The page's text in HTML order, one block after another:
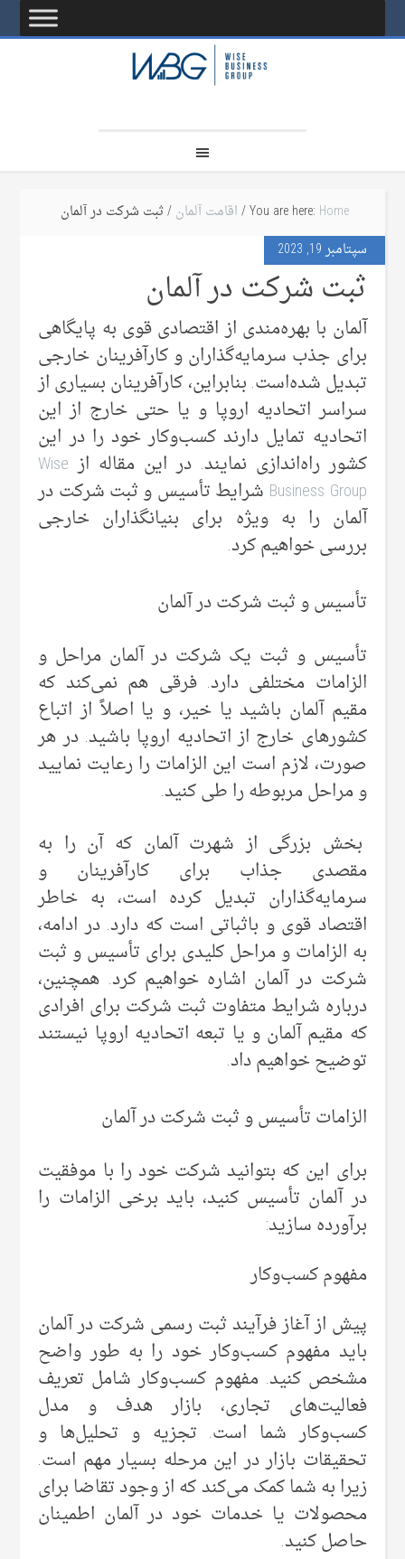
You are here: Home
/اقامت آلمان/ ثبت شرکت در آلمان
سپتامبر 19, 2023
ثبت شرکت در آلمان
آلمان با بهره‌مندی از اقتصادی قوی به پایگاهی
برای جذب سرمایه‌گذاران و کارآفرینان خارجی
تبدیل شده‌است. بنابراین، کارآفرینان بسیاری از
سراسر اتحادیه اروپا و یا حتی خارج از این
اتحادیه تمایل دارند کسب‌وکار خود را در این
کشور راه‌اندازی نمایند. در این مقاله از Wise
Business Group شرایط تأسیس و ثبت شرکت در
آلمان را به ویژه برای بنیانگذاران خارجی
بررسی خواهیم کرد.
تأسیس و ثبت شرکت در آلمان
تأسیس و ثبت یک شرکت در آلمان مراحل و
الزامات مختلفی دارد. فرقی هم نمی‌کند که
مقیم آلمان باشید یا خیر، و یا اصلاً از اتباع
کشورهای خارج از اتحادیه اروپا باشید. در هر
صورت، لازم است این الزامات را رعایت نمایید
و مراحل مربوطه را طی کنید.
بخش بزرگی از شهرت آلمان که آن را به
مقصدی جذاب برای کارآفرینان و
سرمایه‌گذاران تبدیل کرده است، به خاطر
اقتصاد قوی و باثباتی است که دارد. در ادامه،
به الزامات و مراحل کلیدی برای تأسیس و ثبت
شرکت در آلمان اشاره خواهیم کرد. همچنین،
درباره شرایط متفاوت ثبت شرکت برای افرادی
که مقیم آلمان و یا تبعه اتحادیه اروپا نیستند
توضیح خواهیم داد.
الزامات تأسیس و ثبت شرکت در آلمان
برای این که بتوانید شرکت خود را با موفقیت
در آلمان تأسیس کنید، باید برخی الزامات را
برآورده سازید:
مفهوم کسب‌وکار
پیش از آغاز فرآیند ثبت رسمی شرکت در آلمان
باید مفهوم کسب‌وکار خود را به طور واضح
مشخص کنید. مفهوم کسب‌وکار شامل تعریف
فعالیت‌های تجاری، بازار هدف و مدل
کسب‌وکار شما است. تجزیه و تحلیل‌ها و
تحقیقات بازار در این مرحله بسیار مهم است.
زیرا به شما کمک می‌کند که از وجود تقاضا برای
محصولات یا خدمات خود در آلمان اطمینان
حاصل کنید.